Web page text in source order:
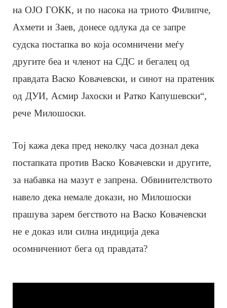
на ОЈО ГОКК, и по насока на триото Филипче,
Ахмети и Заев, донесе одлука да се запре
судска постапка во која осомничени меѓу
другите беа и членот на СДС и бегалец од
правдата Васко Ковачевски, и синот на пратеник
од ДУИ, Асмир Јахоски и Ратко Капушевски“,
рече Милошоски.
Тој кажа дека пред неколку часа дознал дека
постапката против Васко Ковачевски и другите,
за набавка на мазут е запрена. Обвинителството
навело дека немале докази, но Милошоски
прашува зарем бегството на Васко Ковачевски
не е доказ или силна индиција дека
осомничениот бега од правдата?